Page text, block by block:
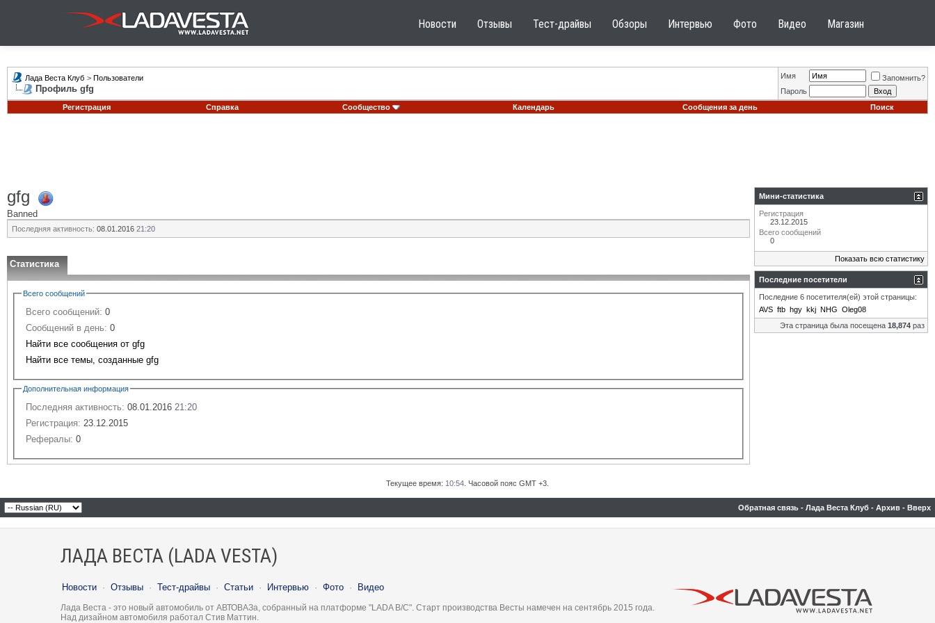
Новости Отзывы Тест-драйвы Обзоры Интервью Фото Видео Магазин
Лада Веста Клуб > Пользователи
Профиль gfg
Имя
Запомнить?
Пароль
Регистрация
Справка Сообщество Календарь Сообщения за день Поиск
gfg
Banned
Последняя активность: 08.01.2016 21:20
Статистика
Всего сообщений
Всего сообщений: 0
Сообщений в день: 0
Найти все сообщения от gfg
Найти все темы, созданные gfg
Дополнительная информация
Последняя активность: 08.01.2016 21:20
Регистрация: 23.12.2015
Рефералы: 0
Мини-статистика
Регистрация
23.12.2015
Всего сообщений
0
Показать всю статистику
Последние посетители
Последние 6 посетителя(ей) этой страницы:
AVS ftb hgy kkj NHG Oleg08
Эта страница была посещена 18,874 раз
Текущее время: 10:54 . Часовой пояс GMT +3.
Обратная связь - Лада Веста Клуб - Архив - Вверх
ЛАДА ВЕСТА (LADA VESTA)
Новости · Отзывы · Тест-драйвы · Статьи · Интервью · Фото · Видео
Лада Веста - это новый автомобиль от АВТОВАЗа, собранный на платформе "LADA B/C". Старт производства Весты намечен на сентябрь 2015 года.
Над дизайном автомобиля работал Стив Маттин.